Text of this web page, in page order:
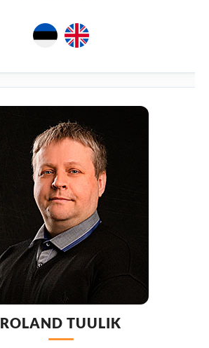
ROLAND TUULIK